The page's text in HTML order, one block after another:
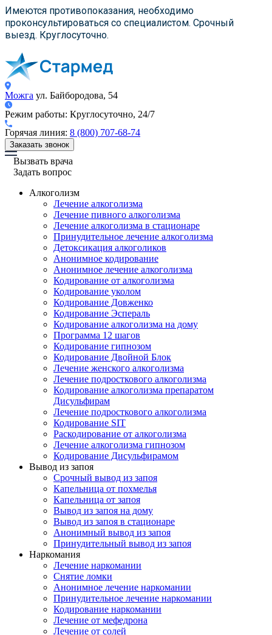
Имеются противопоказания, необходимо
проконсультироваться со специалистом. Срочный
выезд. Круглосуточно.
Можга ул. Байбородова, 54
Режим работы: Круглосуточно, 24/7
Горячая линия: 8 (800) 707-68-74
Заказать звонок
Вызвать врача
Задать вопрос
Алкоголизм
Лечение алкоголизма
Лечение пивного алкоголизма
Лечение алкоголизма в стационаре
Принудительное лечение алкоголизма
Детоксикация алкоголиков
Анонимное кодирование
Анонимное лечение алкоголизма
Кодирование от алкоголизма
Кодирование уколом
Кодирование Довженко
Кодирование Эспераль
Кодирование алкоголизма на дому
Программа 12 шагов
Кодирование гипнозом
Кодирование Двойной Блок
Лечение женского алкоголизма
Лечение подросткового алкоголизма
Кодирование алкоголизма препаратом
Дисульфирам
Лечение подросткового алкоголизма
Кодирование SIT
Раскодирование от алкоголизма
Лечение алкоголизма гипнозом
Кодирование Дисульфирамом
Вывод из запоя
Срочный вывод из запоя
Капельница от похмелья
Капельница от запоя
Вывод из запоя на дому
Вывод из запоя в стационаре
Анонимный вывод из запоя
Принудительный вывод из запоя
Наркомания
Лечение наркомании
Снятие ломки
Анонимное лечение наркомании
Принудительное лечение наркомании
Кодирование наркомании
Лечение от мефедрона
Лечение от солей